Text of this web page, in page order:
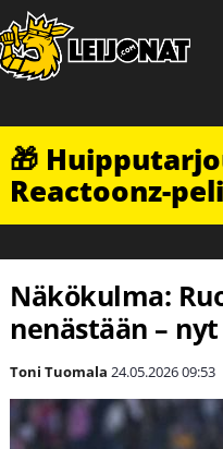
🎁
Reactoonz-
Näkökulma:
nenästään –
Toni Tuomala 24.05.202609:53